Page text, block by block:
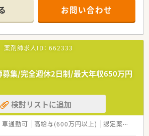
支援を行っており、暖簾分けして独立された方
ゃいます。
らベテランの方まで、幅広いキャリアの方が活
金を惜しまないとのことで、今後も最新の機器
なっています。
独自で行っており、今後も成長が見込める企業
≫
2名以上で対応されております。
箋がほとんどです！
AIでipad入力のため、患者様の対応後に2.3分
ます！
お問い合わせ
薬剤師求人ID： 662333
募集/完全週休2日制/最大年収650万円
検討リストに追加
車通勤可 高給与(600万円以上) 認定薬剤師取得支援あり